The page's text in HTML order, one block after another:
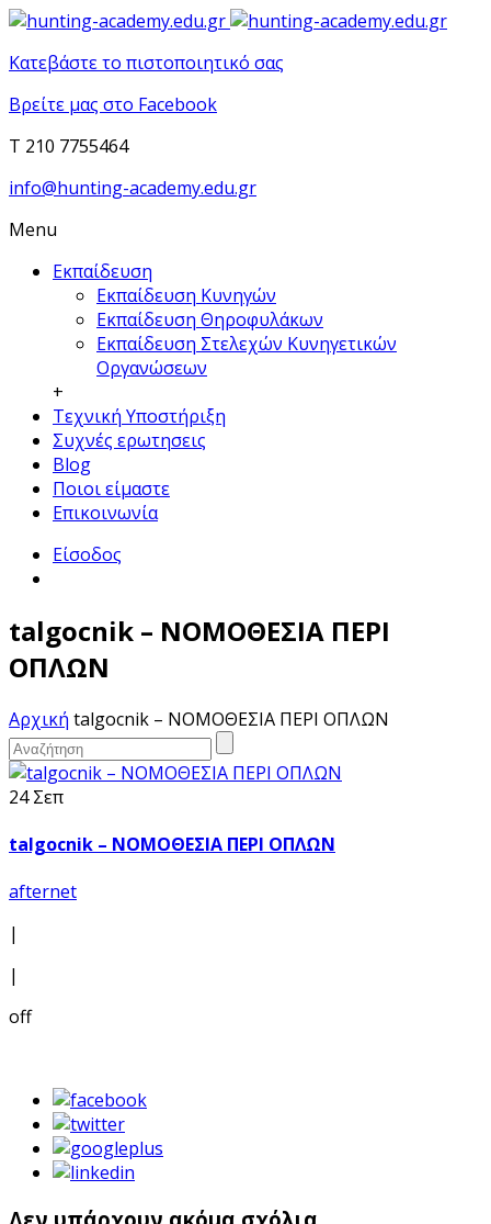
Κατεβάστε το πιστοποιητικό σας
Βρείτε μας στο Facebook
T 210 7755464
info@hunting-academy.edu.gr
Menu
Εκπαίδευση
Εκπαίδευση Κυνηγών
Εκπαίδευση Θηροφυλάκων
Εκπαίδευση Στελεχών Κυνηγετικών
Οργανώσεων
+
Τεχνική Υποστήριξη
Συχνές ερωτησεις
Blog
Ποιοι είμαστε
Επικοινωνία
Είσοδος
talgocnik – ΝΟΜΟΘΕΣΙΑ ΠΕΡΙ
ΟΠΛΩΝ
Αρχική talgocnik – ΝΟΜΟΘΕΣΙΑ ΠΕΡΙ ΟΠΛΩΝ
24 Σεπ
talgocnik – ΝΟΜΟΘΕΣΙΑ ΠΕΡΙ ΟΠΛΩΝ
afternet
|
|
off